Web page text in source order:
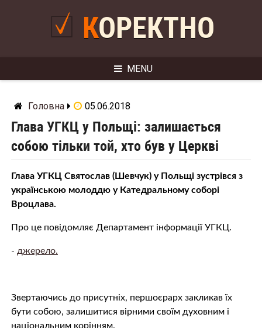
КОРЕКТНО
MENU
Головна 05.06.2018
Глава УГКЦ у Польщі: залишається
собою тільки той, хто був у Церкві
Глава УГКЦ Святослав (Шевчук) у Польщі зустрівся з
українською молоддю у Катедральному соборі
Вроцлава.
Про це повідомляє Департамент інформації УГКЦ.
- джерело.
Звертаючись до присутніх, першоєрарх закликав їх
бути собою, залишитися вірними своїм духовним і
національним корінням.